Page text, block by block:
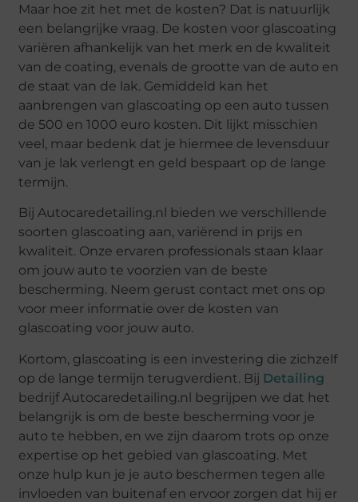
Maar hoe zit het met de kosten? Dat is natuurlijk
een belangrijke vraag. De kosten voor glascoating
variëren afhankelijk van het merk en de kwaliteit
van de coating, evenals de grootte van de auto en
de staat van de lak. Gemiddeld kan het
aanbrengen van glascoating op een auto tussen
de 500 en 1000 euro kosten. Dit lijkt misschien
veel, maar bedenk dat je hiermee de levensduur
van je lak verlengt en geld bespaart op de lange
termijn.
Bij Autocaredetailing.nl bieden we verschillende
soorten glascoating aan, variërend in prijs en
kwaliteit. Onze ervaren professionals staan klaar
om jouw auto te voorzien van de beste
bescherming. Neem gerust contact met ons op
voor meer informatie over de kosten van
glascoating voor jouw auto.
Kortom, glascoating is een investering die zichzelf
op de lange termijn terugverdient. Bij Detailing
bedrijf Autocaredetailing.nl begrijpen we dat het
belangrijk is om de beste bescherming voor je
auto te hebben, en we zijn daarom trots op onze
expertise op het gebied van glascoating. Met
onze hulp kun je je auto beschermen tegen alle
invloeden van buitenaf en ervoor zorgen dat hij er